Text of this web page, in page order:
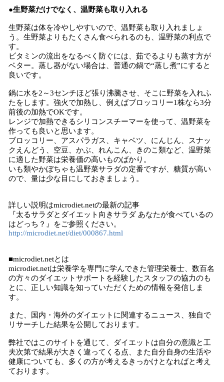
●生野菜だけでなく、温野菜も取り入れる
生野菜は体を冷やしやすいので、温野菜も取り入れましょ
う。生野菜よりもたくさん食べられるのも、温野菜の利点で
す。
ビタミンの流出をなるべく防ぐには、茹でるよりも蒸す方が
ベター。蒸し器がない場合は、普通の鍋で“蒸し煮”にすると
良いです。
鍋に水を2～3センチほど張り沸騰させ、そこに野菜を入れふ
たをします。強火で加熱し、例えばブロッコリー1株なら3分
前後の加熱でOKです。
レンジで加熱できるシリコンスチーマーを使って、温野菜を
作っても良いと思います。
ブロッコリー、アスパラガス、キャベツ、にんじん、スナッ
クえんどう、空豆、かぶ、れんこん、きのこ類など、温野菜
に適した野菜は栄養価の高いものばかり。
いも類やかぼちゃも温野菜サラダの定番ですが、糖質が高い
ので、量は少な目にしておきましょう。
詳しい説明はmicrodiet.netの最新の記事
『太るサラダとダイエット向きサラダ あなたが食べているの
はどっち？』をご参照ください。
http://microdiet.net/diet/000867.html
■microdiet.netとは
microdiet.netは栄養学を専門に学んできた管理栄養士、数百名
の方々のダイエットサポートを経験したスタッフの協力のも
とに、正しい知識を知っていただくための情報を発信しま
す。
また、国内・海外のダイエットに関連するニュース、独自で
リサーチした結果を公開しております。
弊社ではこのサイトを通じて、ダイエットは自分の意識と工
夫次第で結果が大きく違ってくる点、また自分自身の生活や
健康についても、多くの方が考えるきっかけとなればと考え
ております。